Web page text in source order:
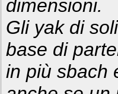
dimensioni.
Gli yak di
base di
in più sbach